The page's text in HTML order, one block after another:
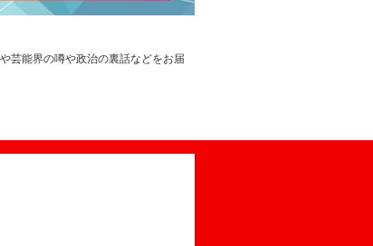
芸能界の噂や政治の裏話などをお届